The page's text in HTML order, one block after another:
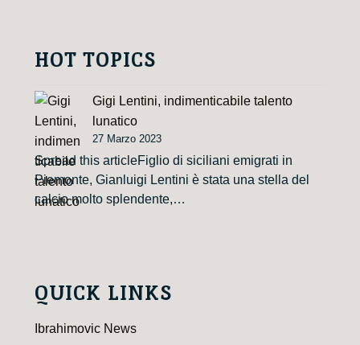
HOT TOPICS
Gigi Lentini, indimenticabile talento
lunatico
27 Marzo 2023
Spread this articleFiglio di siciliani emigrati in
Piemonte, Gianluigi Lentini è stata una stella del
calcio molto splendente,…
QUICK LINKS
Ibrahimovic News